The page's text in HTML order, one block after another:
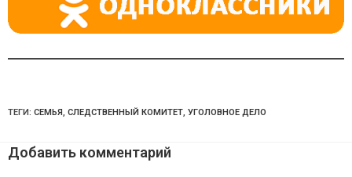
ТЕГИ: СЕМЬЯ, СЛЕДСТВЕННЫЙ КОМИТЕТ, УГОЛОВНОЕ ДЕЛО
Добавить комментарий